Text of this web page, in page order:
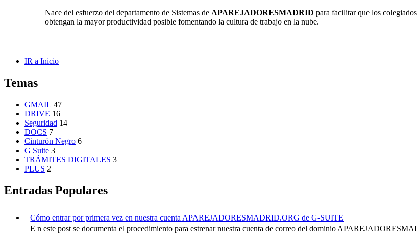
Nace del esfuerzo del departamento de Sistemas de APAREJADORESMADRID para facilitar que los
obtengan la mayor productividad posible fomentando la cultura de trabajo en la nube.
IR a Inicio
Temas
GMAIL 47
DRIVE 16
Seguridad 14
DOCS 7
Cinturón Negro 6
G Suite 3
TRÁMITES DIGITALES 3
PLUS 2
Entradas Populares
Cómo entrar por primera vez en nuestra cuenta APAREJADORESMADRID.ORG de G-SUITE
E n este post se documenta el procedimiento para estrenar nuestra cuenta de correo del dominio